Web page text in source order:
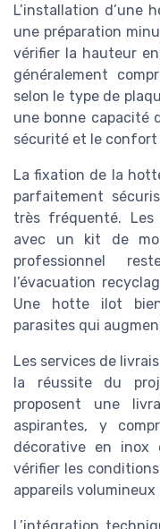
L’installation d’une
une préparation
vérifier la hauteur
généralement
selon le type de
une bonne capacité
sécurité et le confort
La fixation de la
parfaitement
très fréquenté. Les
avec un kit de
professionnel
l’évacuation
Une hotte ilot
parasites qui
Les services de
la réussite du
proposent une
aspirantes, y
décorative en
vérifier les
appareils
L’intégration